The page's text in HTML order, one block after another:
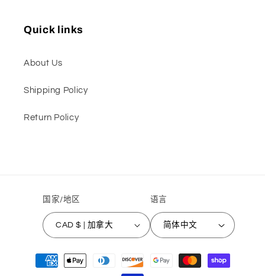
Quick links
About Us
Shipping Policy
Return Policy
国家/地区
CAD $ | 加拿大
语言
简体中文